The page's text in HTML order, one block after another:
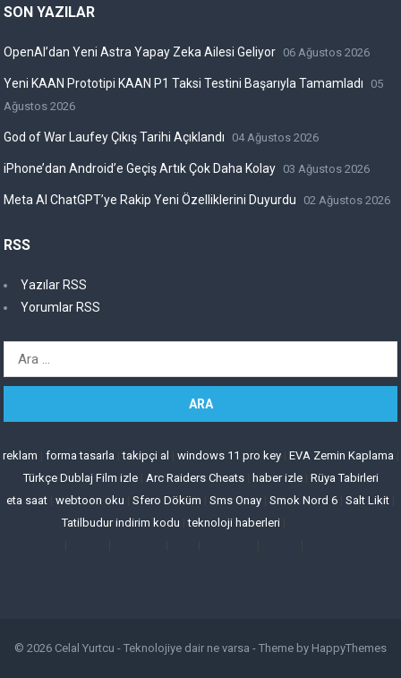
SON YAZILAR
OpenAI’dan Yeni Astra Yapay Zeka Ailesi Geliyor 06 Ağustos 2026
Yeni KAAN Prototipi KAAN P1 Taksi Testini Başarıyla Tamamladı
05
Ağustos 2026
God of War Laufey Çıkış Tarihi Açıklandı 04 Ağustos 2026
iPhone’dan Android’e Geçiş Artık Çok Daha Kolay 03 Ağustos 2026
Meta AI ChatGPT’ye Rakip Yeni Özelliklerini Duyurdu 02 Ağustos 2026
RSS
Yazılar RSS
Yorumlar RSS
Arama:
reklam forma tasarla |takipçi al windows 11 pro key| EVA Zemin Kaplama
Türkçe Dublaj Film izle| Arc Raiders Cheats| haber izle| Rüya Tabirleri
eta saat webtoon oku Sfero Döküm Sms Onay Smok Nord 6 Salt Likit
Tatilbudur indirim kodu |teknoloji haberleri|
© 2026 Celal Yurtcu - Teknolojiye dair ne varsa - Theme by HappyThemes